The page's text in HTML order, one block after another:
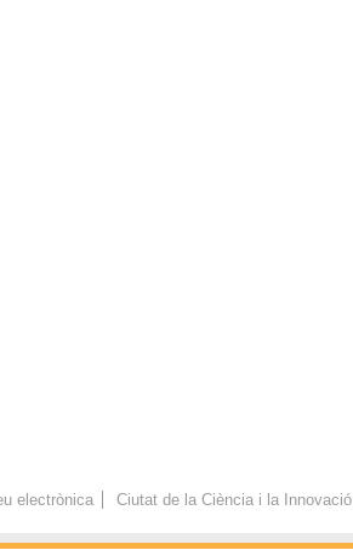
electrònica Ciutat de la Ciència i la Innovació